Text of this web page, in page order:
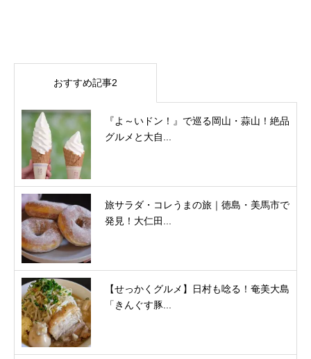
おすすめ記事2
『よ～いドン！』で巡る岡山・蒜山！絶品
グルメと大自...
旅サラダ・コレうまの旅｜徳島・美馬市で
発見！大仁田...
【せっかくグルメ】日村も唸る！奄美大島
「きんぐす豚...